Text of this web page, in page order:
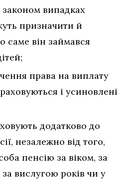
випадках
призначити й
саме він займався
права на виплату
і усиновлені
додатково до
незалежно від того,
пенсію за віком, за
за вислугою років чи у